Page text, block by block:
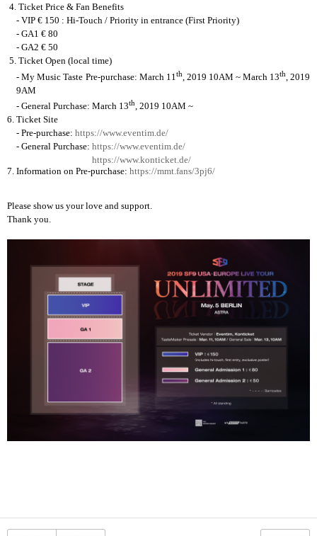
4. Ticket Price & Fan Benefits
- VIP€ 150 : Hi-Touch / Priority in entrance (First Priority)
- GA1€ 80
- GA2€ 50
5. Ticket Open (local time)
- My Music Taste Pre-purchase: March 11 th, 2019 10AM ~ March 13th, 2019
9AM
- General Purchase: March 13th, 2019 10AM ~
6. Ticket Site
- Pre-purchase:https://www.eventim.de/
- General Purchase:https://www.eventim.de/
https://www.konticket.de/
7. Information on Pre-purchase: https://mmt.fans/3pj6/
Please show us your love and support.
Thank you.